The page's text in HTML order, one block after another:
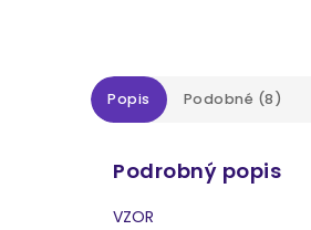
Popis Podobné (8)
Podrobný popis
VZOR